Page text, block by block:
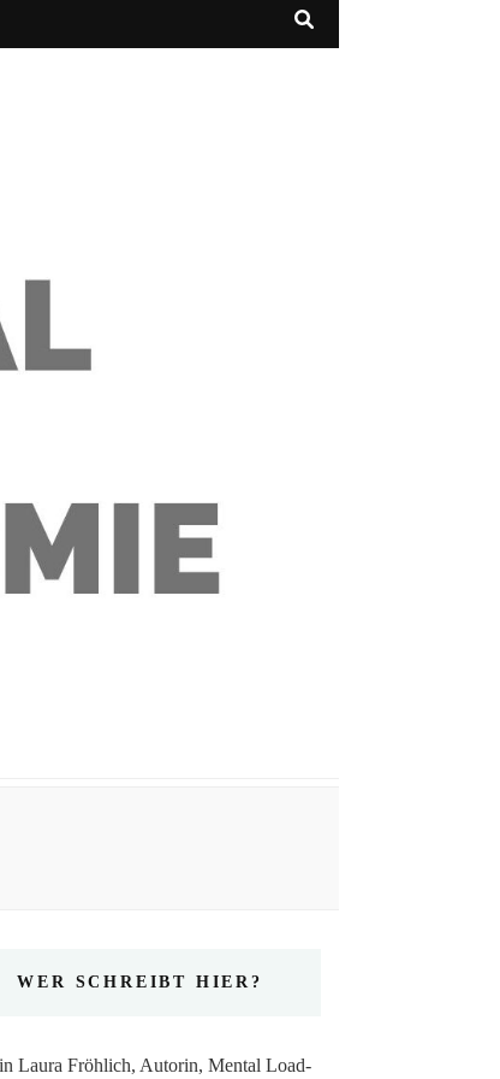
WER SCHREIBT HIER?
Laura Fröhlich, Autorin, Mental Load-